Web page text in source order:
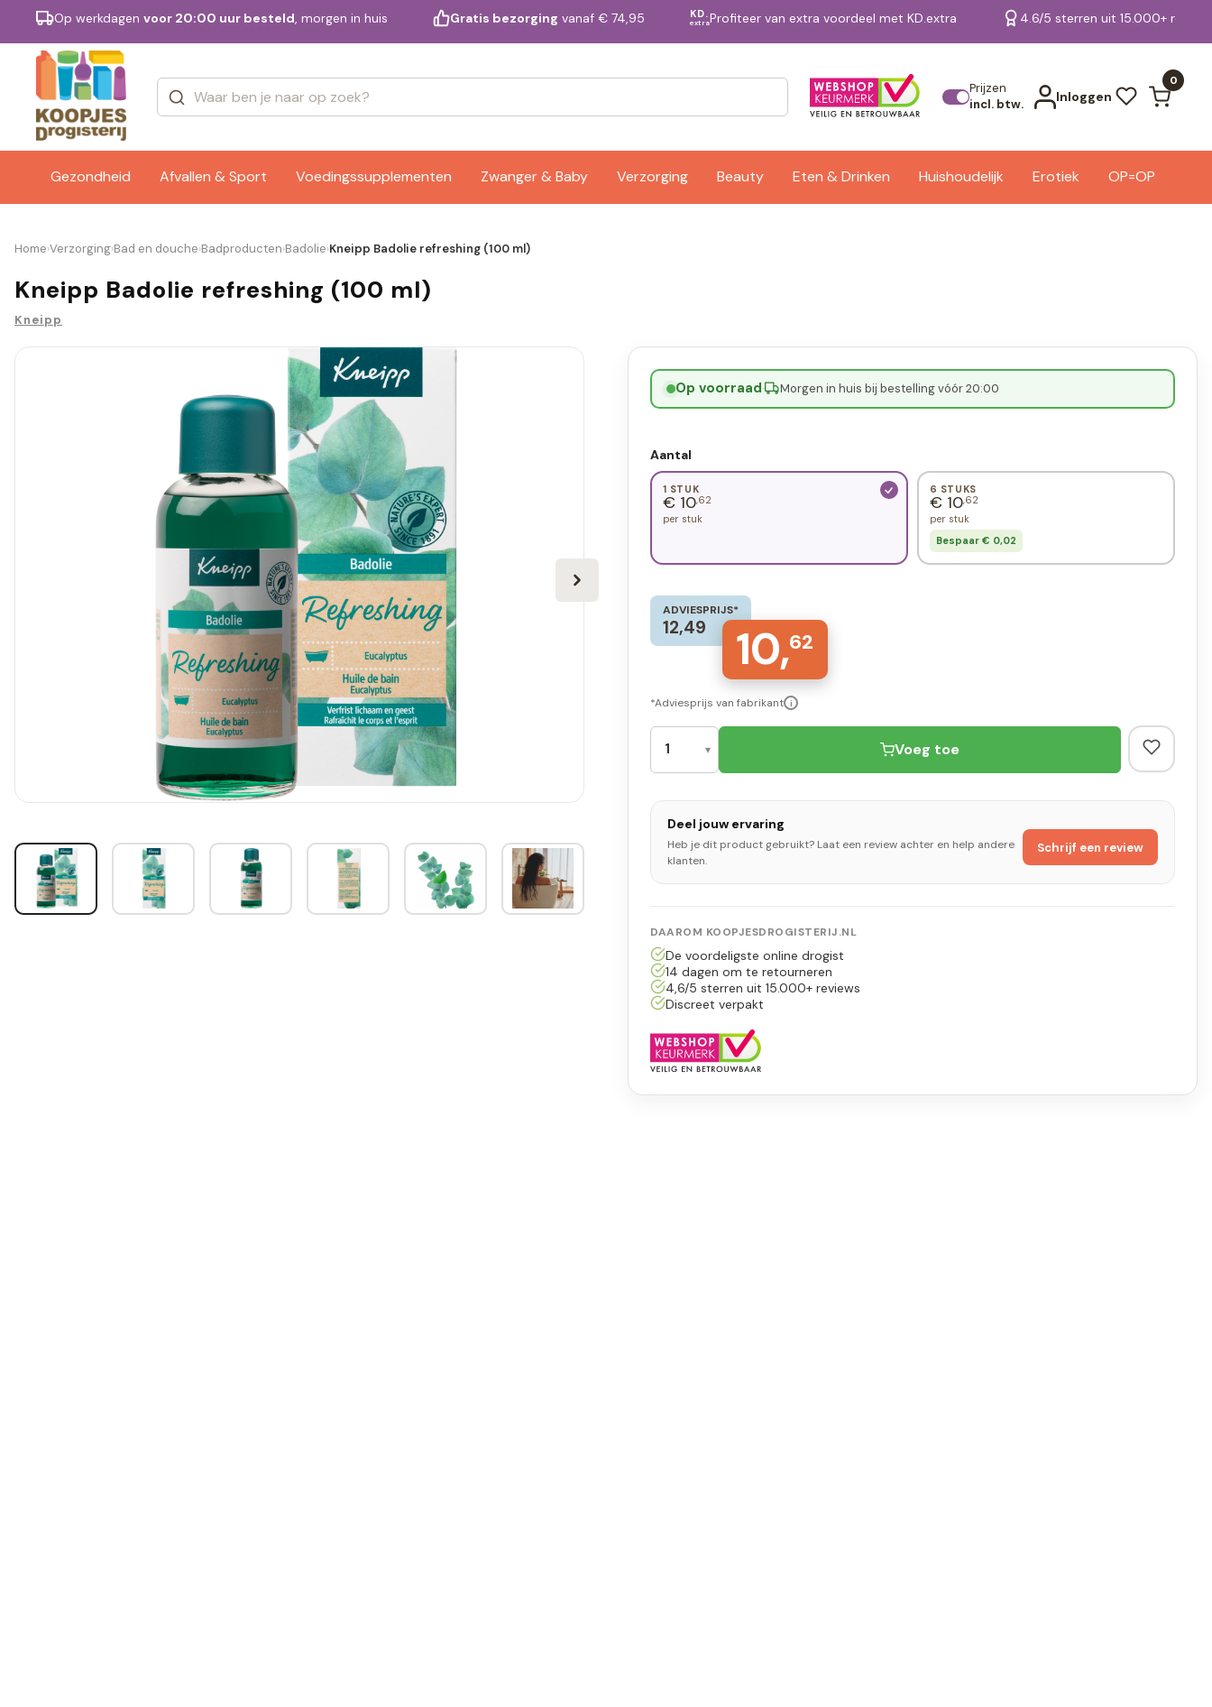
Op werkdagen voor 20:00 uur besteld, morgen in huis Gratis bezorging vanaf € 74,95 KD.
extraProfiteer van extra voordeel met KD.extra 4.6/5 sterren uit 15.000+
Prijzen
incl. btw.
Inloggen
0
Gezondheid Afvallen & Sport Voedingssupplementen Zwanger & Baby Verzorging Beauty Eten & Drinken Huishoudelijk Erotiek OP=OP
Merken Bekijk alle resultaten
Home›Verzorging›Bad en douche›Badproducten›Badolie›Kneipp Badolie refreshing (100 ml)
Kneipp Badolie refreshing (100 ml)
Kneipp
Op voorraad· Morgen in huis bij bestelling vóór 20:00
Aantal
1 STUK
€ 10,62
per stuk
6 STUKS
€ 10,62
per stuk
Bespaar € 0,02
ADVIESPRIJS*
12,49 10,62
*Adviesprijs van fabrikant i
Voeg toe
Deel jouw ervaring
Heb je dit product gebruikt? Laat een review achter en help andere
klanten.
Schrijf een review
DAAROM KOOPJESDROGISTERIJ.NL
De voordeligste online drogist
14 dagen om te retourneren
4,6/5 sterren uit 15.000+ reviews
Discreet verpakt